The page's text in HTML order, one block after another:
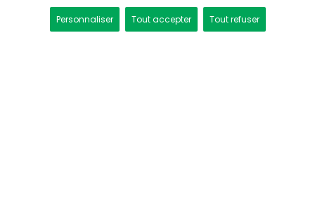
Personnaliser Tout accepter Tout refuser